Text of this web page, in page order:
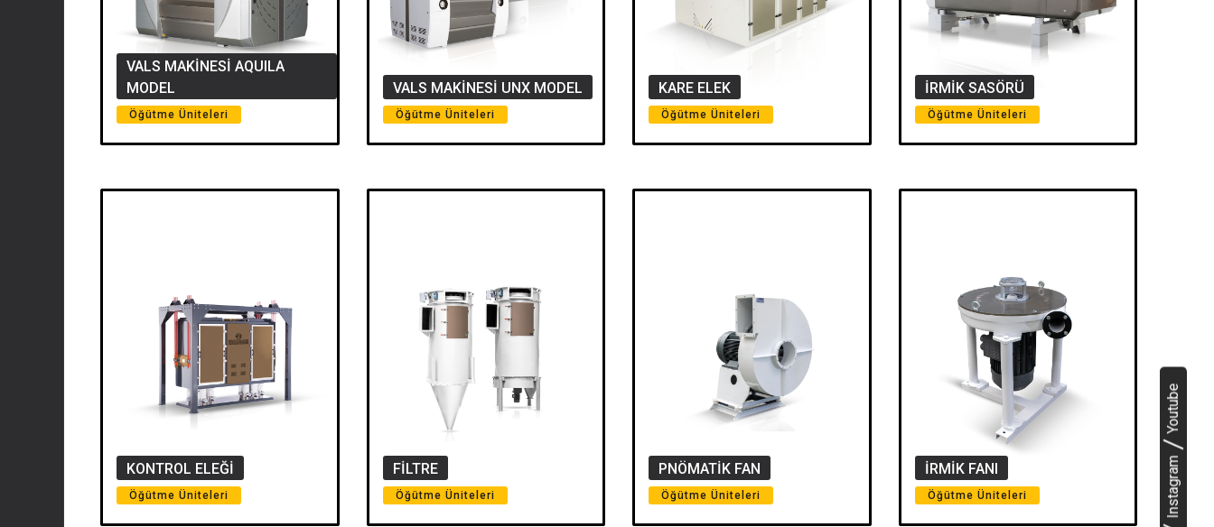
VALS MAKİNESİ AQUILA
MODEL
Öğütme Üniteleri
VALS MAKİNESİ UNX MODEL
Öğütme Üniteleri
KARE ELEK
Öğütme Üniteleri
İRMIK SASÖRÜ
Öğütme Üniteleri
KONTROL ELEĞİ
Öğütme Üniteleri
FİLTRE
Öğütme Üniteleri
PNÖMATİK FAN
Öğütme Üniteleri
İRMİK FANI
Öğütme Üniteleri Instagram
Youtube